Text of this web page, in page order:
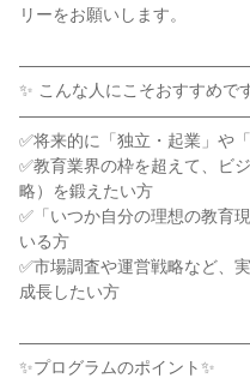
リーをお願いします。
✨ こんな人にこそおすすめで
✅将来的に「独立・起業」や
✅教育業界の枠を超えて、ビ
略）を鍛えたい方
✅「いつか自分の理想の教育
いる方
✅市場調査や運営戦略など、
成長したい方
✨プログラムのポイント✨